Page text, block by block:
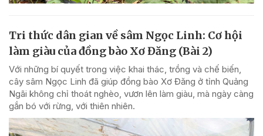
Tri thức dân gian về sâm Ngọc Linh: Cơ hội
làm giàu của đồng bào Xơ Đăng (Bài 2)
Với những bí quyết trong việc khai thác, trồng và chế biến,
cây sâm Ngọc Linh đã giúp đồng bào Xơ Đăng ở tỉnh Quảng
Ngãi không chỉ thoát nghèo, vươn lên làm giàu, mà ngày càng
gắn bó với rừng, với thiên nhiên.